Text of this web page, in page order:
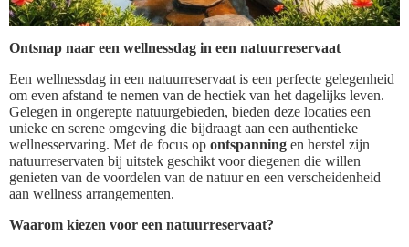
Ontsnap naar een wellnessdag in een natuurreservaat
Een wellnessdag in een natuurreservaat is een perfecte gelegenheid
om even afstand te nemen van de hectiek van het dagelijks leven.
Gelegen in ongerepte natuurgebieden, bieden deze locaties een
unieke en serene omgeving die bijdraagt aan een authentieke
wellnesservaring. Met de focus op ontspanning en herstel zijn
natuurreservaten bij uitstek geschikt voor diegenen die willen
genieten van de voordelen van de natuur en een verscheidenheid
aan wellness arrangementen.
Waarom kiezen voor een natuurreservaat?